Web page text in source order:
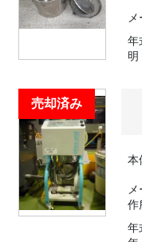
メ
年
明
売却済み
本
メ
作
年